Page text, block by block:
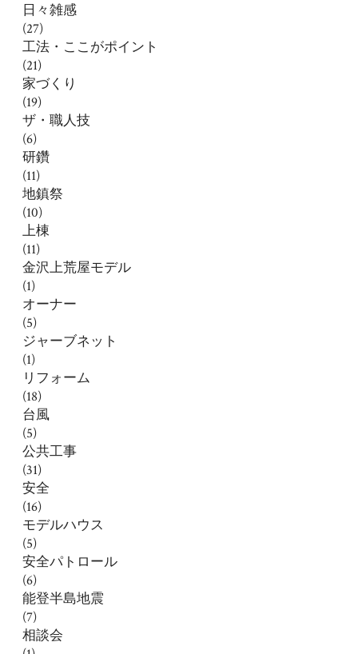
日々雑感
(27)
工法・ここがポイント
(21)
家づくり
(19)
ザ・職人技
(6)
研鑽
(11)
地鎮祭
(10)
上棟
(11)
金沢上荒屋モデル
(1)
オーナー
(5)
ジャーブネット
(1)
リフォーム
(18)
台風
(5)
公共工事
(31)
安全
(16)
モデルハウス
(5)
安全パトロール
(6)
能登半島地震
(7)
相談会